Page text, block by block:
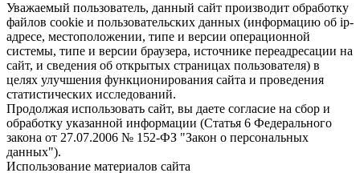
Уважаемый пользователь, данный сайт производит обработку
файлов cookie и пользовательских данных (информацию об ip-
адресе, местоположении, типе и версии операционной
системы, типе и версии браузера, источнике переадресации на
сайт, и сведения об открытых страницах пользователя) в
целях улучшения функционирования сайта и проведения
статистических исследований.
Продолжая использовать сайт, вы даете согласие на сбор и
обработку указанной информации (Статья 6 Федерального
закона от 27.07.2006 № 152-ФЗ "Закон о персональных
данных").
Использование материалов сайта